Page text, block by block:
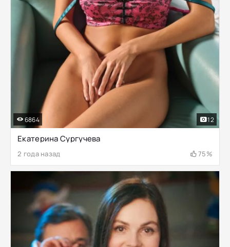
Екатерина Сургучева
2 года назад 75%
6864 12